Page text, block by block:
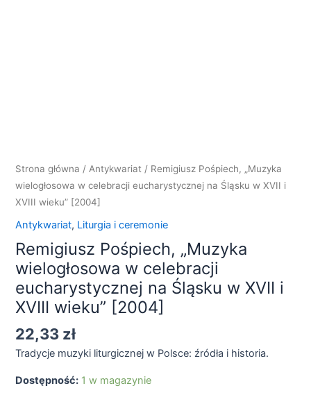
Strona główna / Antykwariat / Remigiusz Pośpiech, „Muzyka
wielogłosowa w celebracji eucharystycznej na Śląsku w XVII i
XVIII wieku” [2004]
Antykwariat, Liturgia i ceremonie
Remigiusz Pośpiech, „Muzyka
wielogłosowa w celebracji
eucharystycznej na Śląsku w XVII i
XVIII wieku” [2004]
22,33 zł
Tradycje muzyki liturgicznej w Polsce: źródła i historia.
Dostępność: 1 w magazynie
XVIII
wieku"
[2004]